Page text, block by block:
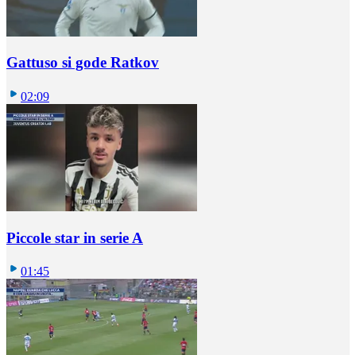
Gattuso si gode Ratkov
02:09
Piccole star in serie A
01:45